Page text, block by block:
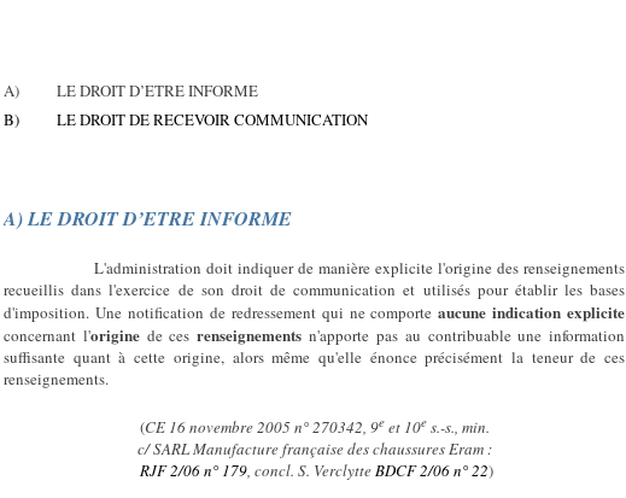
A)
LE DROIT D’ETRE INFORME
B)
LE DROIT DE RECEVOIR COMMUNICATION
A) LE DROIT D’ETRE INFORME
L'administration doit indiquer de manière explicite l'origine des renseignements
recueillis dans l'exercice de son droit de communication et utilisés pour établir les bases
d'imposition. Une notification de redressement qui ne comporteaucune indication explicite
concernant l'originede cesrenseignements n'apporte pas au contribuable une information
suffisante quant à cette origine, alors même qu'elle énonce précisément la teneur de ces
renseignements.
(CE 16 novembre 2005 n° 270342, 9eet 10es.-s., min.
c/ SARL Manufacture française des chaussures Eram :
RJF 2/06 n° 179 , concl. S. Verclytte BDCF 2/06 n° 22)